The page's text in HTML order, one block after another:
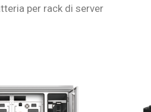
per rack di server